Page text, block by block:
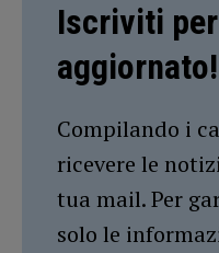
Iscriviti
aggiornato!
Compilando i
ricevere le
tua mail. Per
solo le